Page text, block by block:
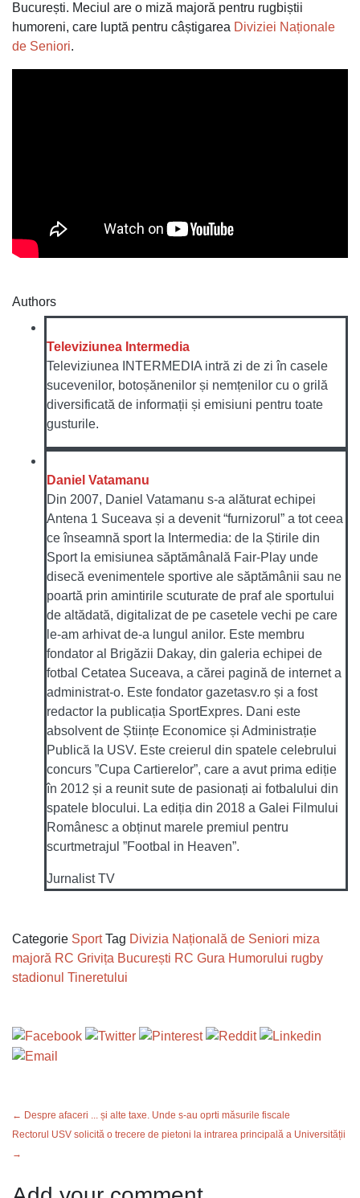
București. Meciul are o miză majoră pentru rugbiștii
humoreni, care luptă pentru câștigarea Diviziei Naționale
de Seniori.
Authors
Televiziunea Intermedia
Televiziunea INTERMEDIA intră zi de zi în casele
sucevenilor, botoșănenilor și nemțenilor cu o grilă
diversificată de informații și emisiuni pentru toate
gusturile.
Daniel Vatamanu
Din 2007, Daniel Vatamanu s-a alăturat echipei
Antena 1 Suceava și a devenit “furnizorul” a tot ceea
ce înseamnă sport la Intermedia: de la Știrile din
Sport la emisiunea săptămânală Fair-Play unde
disecă evenimentele sportive ale săptămânii sau ne
poartă prin amintirile scuturate de praf ale sportului
de altădată, digitalizat de pe casetele vechi pe care
le-am arhivat de-a lungul anilor. Este membru
fondator al Brigăzii Dakay, din galeria echipei de
fotbal Cetatea Suceava, a cărei pagină de internet a
administrat-o. Este fondator gazetasv.ro și a fost
redactor la publicația SportExpres. Dani este
absolvent de Științe Economice și Administrație
Publică la USV. Este creierul din spatele celebrului
concurs ”Cupa Cartierelor”, care a avut prima ediție
în 2012 și a reunit sute de pasionați ai fotbalului din
spatele blocului. La ediția din 2018 a Galei Filmului
Românesc a obținut marele premiul pentru
scurtmetrajul ”Footbal in Heaven”.
Jurnalist TV
Categorie Sport Tag Divizia Națională de Seniori miza
majoră RC Grivița București RC Gura Humorului rugby
stadionul Tineretului
← Despre afaceri ... și alte taxe. Unde s-au oprti măsurile fiscale
Rectorul USV solicită o trecere de pietoni la intrarea principală a Universității
→